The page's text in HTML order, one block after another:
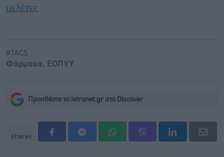
μελέτες
#TAGS
Φάρμακα, ΕΟΠΥΥ
Προσθέστε το iatronet.gr στο Discover
shares